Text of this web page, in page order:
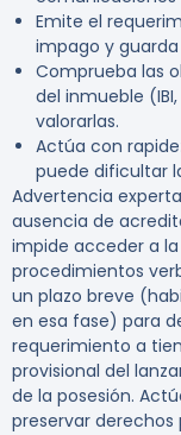
Emite el
impago y
Comprueba las
del inmueble
valorarlas.
Actúa con
puede dificultar
Advertencia
ausencia de
impide acceder a
procedimientos
un plazo breve
en esa fase) para
requerimiento a
provisional del
de la posesión.
preservar derechos